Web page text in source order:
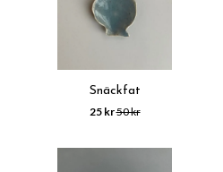
Snäckfat
25 kr50 kr